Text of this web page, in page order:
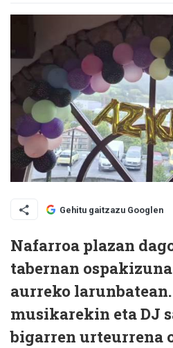
Gehitu gaitzazu Googlen
Nafarroa plazan
tabernan
aurreko
musikarekin eta DJ
bigarren urteurrena